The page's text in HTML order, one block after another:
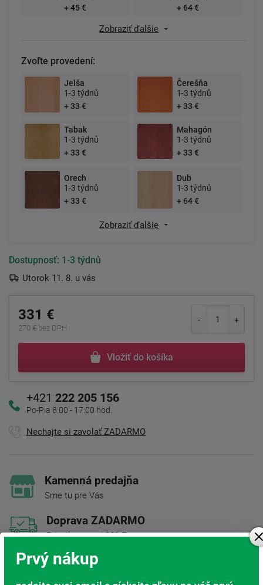
+ 45 €
+ 64 €
Zobraziť ďalšie
Zvoľte provedení:
Jelša
1-3 týdnů
+ 33 €
Čerešňa
1-3 týdnů
+ 33 €
Tabak
1-3 týdnů
+ 33 €
Mahagón
1-3 týdnů
+ 33 €
Orech
1-3 týdnů
+ 33 €
Dub
1-3 týdnů
+ 64 €
Zobraziť ďalšie
Dostupnosť: 1-3 týdnů
Utorok 11. 8. u vás
331 €
270 € bez DPH
Vložiť do košíka
+421 222 205 156
Po-Pia 8:00 - 17:00 hod.
Nechajte si zavolať ZADARMO
Kamenná predajňa
Sme tu pre Vás
Doprava ZADARMO
Pri nákupe nad 200 Eur
Radi poradíme s výberom
Prvý nákup